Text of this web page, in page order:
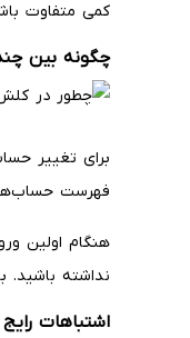
کمی متفاوت
چگونه بین
فهرست
نداشته باشید.
اشتباهات